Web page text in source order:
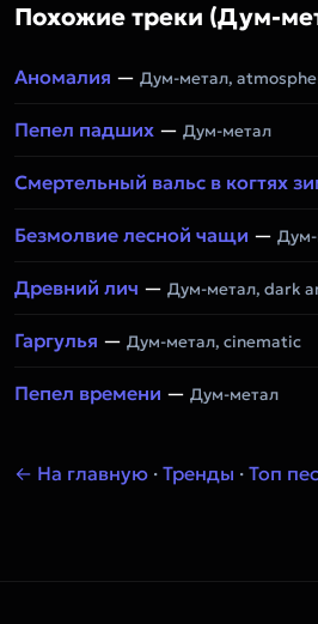
Похожие треки (Дум-
Аномалия — Дум-метал,
Пепел падших — Дум-метал
Смертельный вальс в когтях
Безмолвие лесной чащи — Дум-
Древний лич — Дум-метал, dark
Гаргулья — Дум-метал, cinematic
Пепел времени — Дум-метал
← На главную · Тренды · Топ